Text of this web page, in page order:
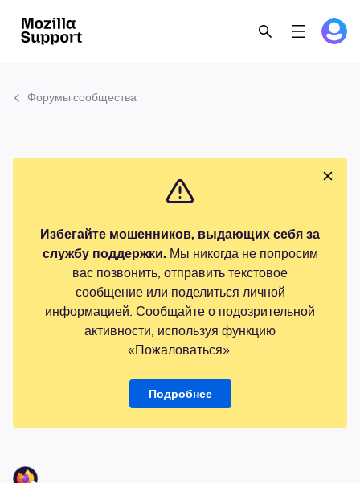
Форумы сообщества
Избегайте мошенников, выдающих себя за
службу поддержки.Мы никогда не попросим
вас позвонить, отправить текстовое
сообщение или поделиться личной
информацией. Сообщайте о подозрительной
активности, используя функцию
«Пожаловаться».
Подробнее